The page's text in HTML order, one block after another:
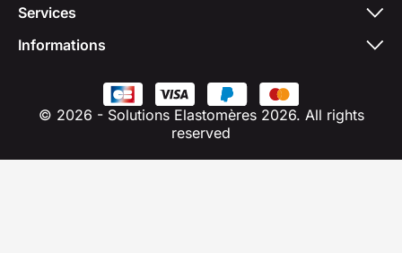
Services
Informations
© 2026 - Solutions Elastomères 2026. All rights
reserved